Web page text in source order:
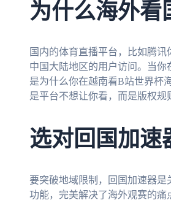
为什么海外看
国内的体育直播平台，比如腾
中国大陆地区的用户访问。当
是为什么你在越南看B站世界
是平台不想让你看，而是版权规
选对回国加速
要突破地域限制，回国加速器是
功能，完美解决了海外观赛的痛